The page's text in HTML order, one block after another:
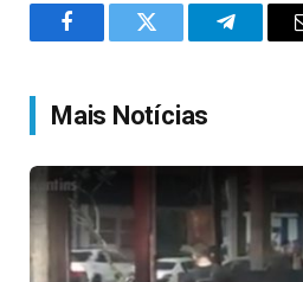
FacebookTwitter Telegram
Mais Notícias